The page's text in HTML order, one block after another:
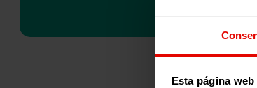
Esta página